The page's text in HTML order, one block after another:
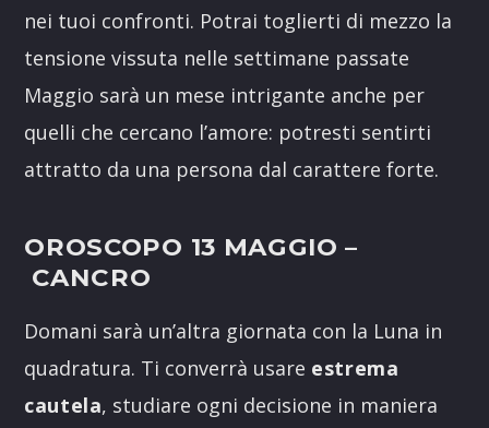
nei tuoi confronti. Potrai toglierti di mezzo la
tensione vissuta nelle settimane passate
Maggio sarà un mese intrigante anche per
quelli che cercano l’amore: potresti sentirti
attratto da una persona dal carattere forte.
OROSCOPO 13 MAGGIO –
CANCRO
Domani sarà un’altra giornata con la Luna in
quadratura. Ti converrà usare estrema
cautela, studiare ogni decisione in maniera